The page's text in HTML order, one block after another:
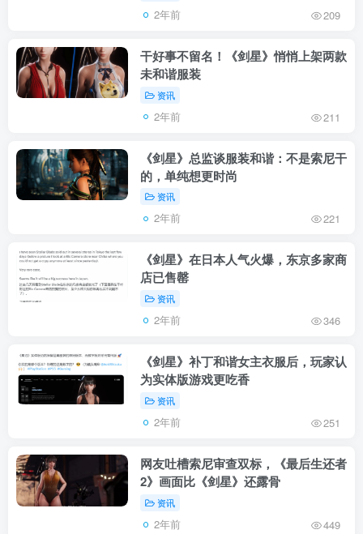
2年前 209
干好事不留名！《剑星》悄悄上架两款
未和谐服装
资讯
2年前 211
《剑星》总监谈服装和谐：不是索尼干
的，单纯想更时尚
资讯
2年前 221
《剑星》在日本人气火爆，东京多家商
店已售罄
资讯
2年前 346
《剑星》补丁和谐女主衣服后，玩家认
为实体版游戏更吃香
资讯
2年前 251
网友吐槽索尼审查双标，《最后生还者
2》画面比《剑星》还露骨
资讯
2年前 449